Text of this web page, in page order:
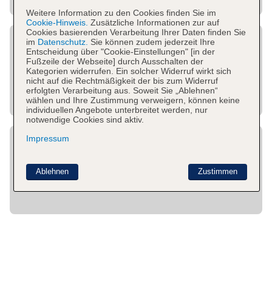
Weitere Information zu den Cookies finden Sie im
Cookie-Hinweis. Zusätzliche Informationen zur auf
Cookies basierenden Verarbeitung Ihrer Daten finden Sie
im Datenschutz. Sie können zudem jederzeit Ihre
Entscheidung über "Cookie-Einstellungen" [in der
Fußzeile der Webseite] durch Ausschalten der
Kategorien widerrufen. Ein solcher Widerruf wirkt sich
nicht auf die Rechtmäßigkeit der bis zum Widerruf
erfolgten Verarbeitung aus. Soweit Sie „Ablehnen“
wählen und Ihre Zustimmung verweigern, können keine
individuellen Angebote unterbreitet werden, nur
notwendige Cookies sind aktiv.
Impressum
Zustimmen
Ablehnen